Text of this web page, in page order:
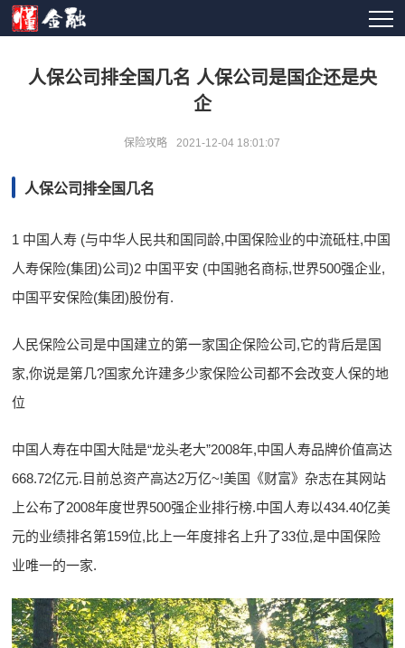
人保公司排全国几名 人保公司是国企还是央
企
保险攻略 2021-12-04 18:01:07
人保公司排全国几名
1 中国人寿 (与中华人民共和国同龄,中国保险业的中流砥柱,中国
人寿保险(集团)公司)2 中国平安 (中国驰名商标,世界500强企业,
中国平安保险(集团)股份有.
人民保险公司是中国建立的第一家国企保险公司,它的背后是国
家,你说是第几?国家允许建多少家保险公司都不会改变人保的地
位
中国人寿在中国大陆是“龙头老大”2008年,中国人寿品牌价值高达
668.72亿元.目前总资产高达2万亿~!美国《财富》杂志在其网站
上公布了2008年度世界500强企业排行榜.中国人寿以434.40亿美
元的业绩排名第159位,比上一年度排名上升了33位,是中国保险
业唯一的一家.